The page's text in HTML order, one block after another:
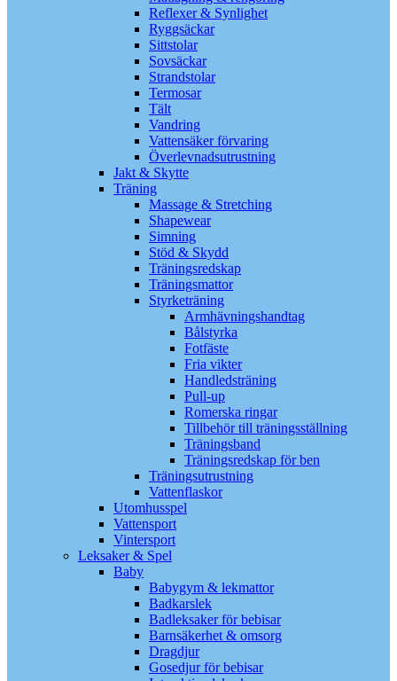
Reflexer & Synlighet
Ryggsäckar
Sittstolar
Sovsäckar
Strandstolar
Termosar
Tält
Vandring
Vattensäker förvaring
Överlevnadsutrustning
Jakt & Skytte
Träning
Massage & Stretching
Shapewear
Simning
Stöd & Skydd
Träningsredskap
Träningsmattor
Styrketräning
Armhävningshandtag
Bålstyrka
Fotfäste
Fria vikter
Handledsträning
Pull-up
Romerska ringar
Tillbehör till träningsställning
Träningsband
Träningsredskap för ben
Träningsutrustning
Vattenflaskor
Utomhusspel
Vattensport
Vintersport
Leksaker & Spel
Baby
Babygym & lekmattor
Badkarslek
Badleksaker för bebisar
Barnsäkerhet & omsorg
Dragdjur
Gosedjur för bebisar